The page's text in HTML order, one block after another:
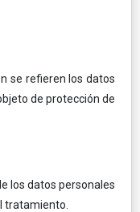
se refieren los datos
de protección de
los datos personales
tratamiento.